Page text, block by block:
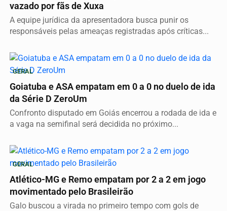
vazado por fãs de Xuxa
A equipe jurídica da apresentadora busca punir os
responsáveis pelas ameaças registradas após críticas...
GERAL
Goiatuba e ASA empatam em 0 a 0 no duelo de ida
da Série D ZeroUm
Confronto disputado em Goiás encerrou a rodada de ida e
a vaga na semifinal será decidida no próximo...
GERAL
Atlético-MG e Remo empatam por 2 a 2 em jogo
movimentado pelo Brasileirão
Galo buscou a virada no primeiro tempo com gols de